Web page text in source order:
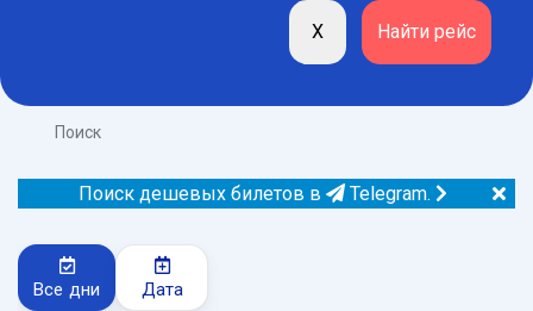
Поиск
Поиск дешевых билетов в Telegram.
Все дни Дата